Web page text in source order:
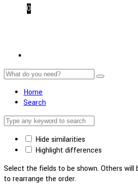
0
Home
Search
Hide similarities
Highlight differences
Select the fields to be shown. Others will
to rearrange the order.